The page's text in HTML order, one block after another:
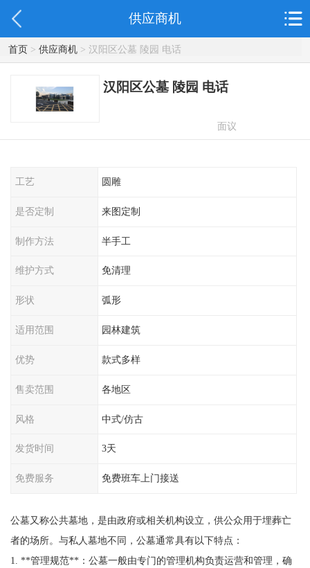
供应商机
首页> 供应商机> 汉阳区公墓 陵园 电话
汉阳区公墓 陵园 电话
面议
工艺 圆雕
是否定制 来图定制
制作方法 半手工
维护方式 免清理
形状 弧形
适用范围 园林建筑
优势 款式多样
售卖范围 各地区
风格 中式/仿古
发货时间 3天
免费服务 免费班车上门接送
公墓又称公共墓地，是由政府或相关机构设立，供公众用于埋葬亡
者的场所。与私人墓地不同，公墓通常具有以下特点：
1. **管理规范**：公墓一般由专门的管理机构负责运营和管理，确